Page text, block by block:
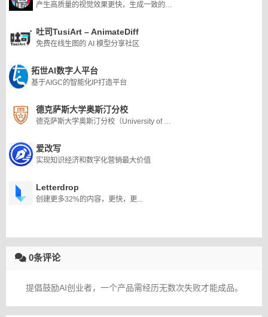
产生高质量的视觉效果更快，生成一致的风格
吐司TusiArt – AnimateDiff
免费在线生图的 AI 模型分享社区
拓世AI数字人平台
基于AIGC的智能化IP打造平台
德克萨斯大学奥斯汀分校
德克萨斯大学奥斯汀分校（University of Texas at Austin，简称:UT-Austin）创建于1883年，是得克萨斯大学系统的旗舰校区，位于美国德克萨斯州首府奥斯汀市，是一所顶尖公立研究型大学，“公立常春藤”之一。2023年U.S. News美国最佳大学排名中，得克萨斯大学奥斯汀分校位列第38位。
爱改写
实现知识经济和数字化营销最大价值
Letterdrop
创建更多32%的内容，更快，更...
0条评论
提倡鼓励AI创业者，一个产品需经历无数次失败才能成品。